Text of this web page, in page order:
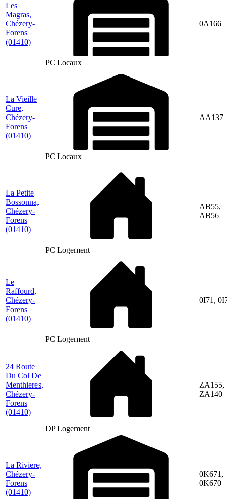
Les
Magras,
Chézery-
Forens
(01410)
PC Locaux
0A166
La Vieille
Cure,
Chézery-
Forens
(01410)
PC Locaux
AA137
La Petite
Bossonna,
Chézery-
Forens
(01410)
PC Logement
AB55,
AB56
Le
Raffourd,
Chézery-
Forens
(01410)
PC Logement
0I71,
24 Route
Du Col De
Menthieres,
Chézery-
Forens
(01410)
DP Logement
ZA155,
ZA140
La Riviere,
Chézery-
Forens
(01410)
0K671,
0K670